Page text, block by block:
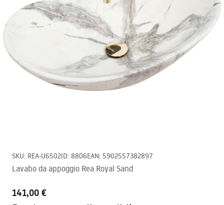
SKU: REA-U6502ID: 8806EAN: 5902557382897
Lavabo da appoggio Rea Royal Sand
141,00 €